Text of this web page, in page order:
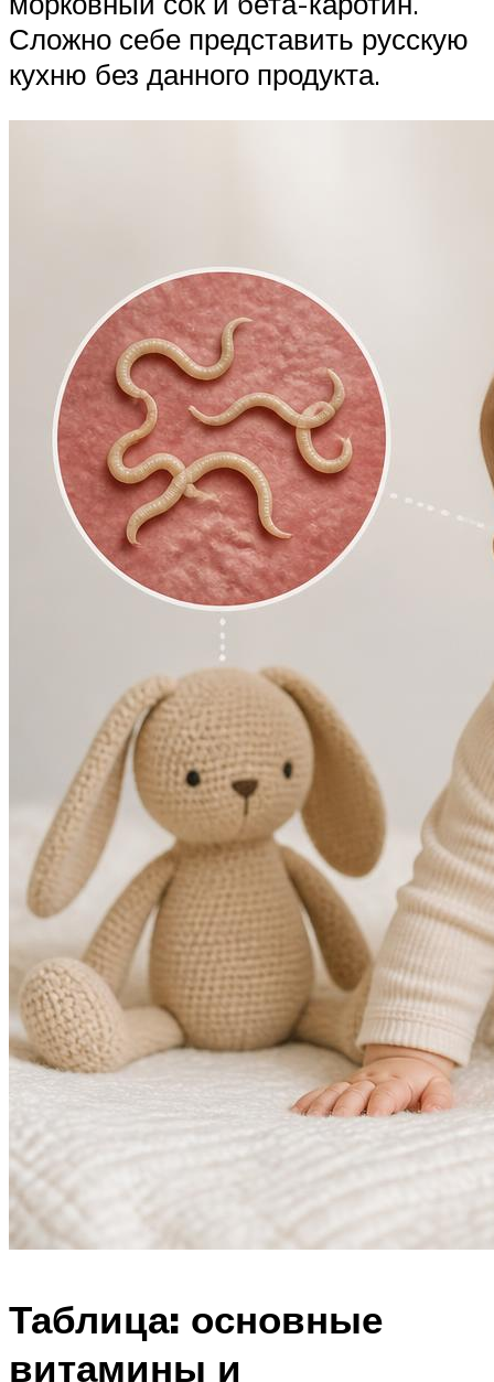
Сложно себе представить русскую
кухню без данного продукта.
Таблица: основные
витамины и